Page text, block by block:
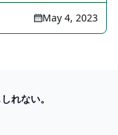
May 4, 2023
れない。